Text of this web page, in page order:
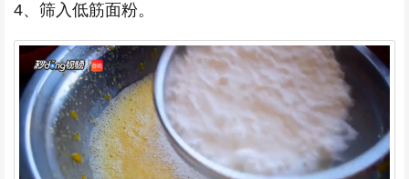
4、筛入低筋面粉。